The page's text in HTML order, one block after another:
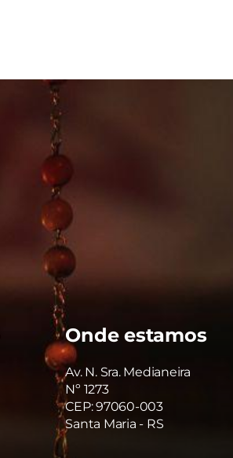
"Deus Cuida!"
Onde estamos
Av. N. Sra. Medianeira
Nº 1273
CEP: 97060-003
Santa Maria - RS